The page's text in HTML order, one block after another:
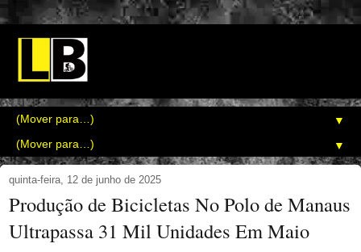
▼
▼
quinta-feira, 12 de junho de 2025
Produção de Bicicletas No Polo de Manaus
Ultrapassa 31 Mil Unidades Em Maio